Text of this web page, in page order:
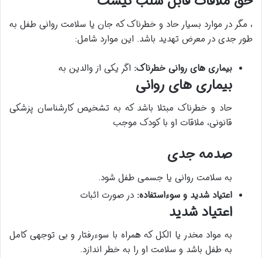
، مگر در موارد بسیار حاد و خطرناک که جان یا سلامت روانی طفل به
طور جدی در معرض تهدید باشد. این موارد شامل:
بیماری های روانی خطرناک: اگر یکی از والدین به
بیماری های روانی
حاد و خطرناک مبتلا باشد که به تشخیص کارشناسان پزشکی
قانونی، ملاقات او با کودک موجب
صدمه جدی
به سلامت روانی یا جسمی طفل شود.
اعتیاد شدید و سوءاستفاده: در صورت اثبات
اعتیاد شدید
به مواد مخدر یا الکل که همراه با سوءرفتار و بی توجهی کامل
به طفل باشد و سلامت او را به خطر اندازد.